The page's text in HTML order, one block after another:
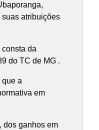
suas atribuições
da
do TC de MG .
a
em
dos ganhos em